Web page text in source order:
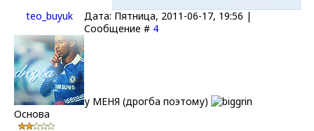
teo_buyuk
Дата: Пятница, 2011-06-17, 19:56 |
Сообщение # 4
Основа
у МЕНЯ (дрогба поэтому)